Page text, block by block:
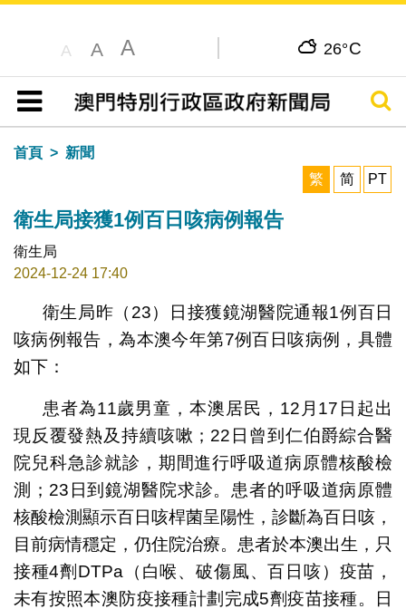
A A A 26°C
目錄
搜尋
首頁
新聞
繁
简 PT
衛生局接獲1例百日咳病例報告
衛生局
2024-12-24 17:40
衛生局昨（23）日接獲鏡湖醫院通報1例百日
咳病例報告，為本澳今年第7例百日咳病例，具體
如下：
患者為11歲男童，本澳居民，12月17日起出
現反覆發熱及持續咳嗽；22日曾到仁伯爵綜合醫
院兒科急診就診，期間進行呼吸道病原體核酸檢
測；23日到鏡湖醫院求診。患者的呼吸道病原體
核酸檢測顯示百日咳桿菌呈陽性，診斷為百日咳，
目前病情穩定，仍住院治療。患者於本澳出生，只
接種4劑DTPa（白喉、破傷風、百日咳）疫苗，
未有按照本澳防疫接種計劃完成5劑疫苗接種。日